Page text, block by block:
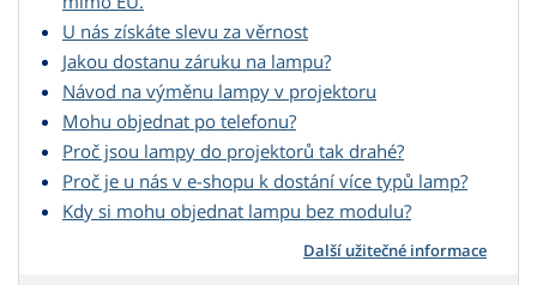
U nás získáte slevu za věrnost
Jakou dostanu záruku na lampu?
Návod na výměnu lampy v projektoru
Mohu objednat po telefonu?
Proč jsou lampy do projektorů tak drahé?
Proč je u nás v e-shopu k dostání více typů lamp?
Kdy si mohu objednat lampu bez modulu?
Další užitečné informace